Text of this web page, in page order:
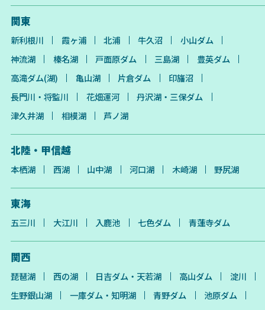
関東
新利根川 霞ヶ浦 北浦 牛久沼
小山ダム
神流湖
榛名湖 戸面原ダム 三島湖
豊英ダム
高滝ダム(湖)
亀山湖 片倉ダム
印旛沼
長門川・将監川
花畑運河
丹沢湖・三保ダム
津久井湖
相模湖 芦ノ湖
北陸・甲信越
本栖湖 西湖 山中湖 河口湖 木崎湖 野尻湖
東海
五三川 大江川 入鹿池 七色ダム 青蓮寺ダム
関西
琵琶湖 西の湖 日吉ダム・天若湖 高山ダム
淀川
生野銀山湖
一庫ダム・知明湖 青野ダム
池原ダム